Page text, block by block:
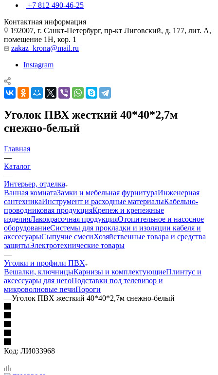
+7 812 490-46-25
Контактная информация
192007, г. Санкт-Петербург, пр-кт Лиговский, д. 177, лит. А,
помещение 1Н, кор. 1
zakaz_krona@mail.ru
Instagram
Уголок ПВХ жесткий 40*40*2,7м
снежно-белый
Главная
—
Каталог
—
Интерьер, отделка
Ванная комнатаЗамки и мебельная фурнитураИнженерная
сантехникаИнструмент и расходные материалыКабельно-
проводниковая продукцияКрепеж и крепежные
изделияЛакокрасочная продукцияОтопительное и насосное
оборудованиеСистемы для прокладки и изоляции кабеля и
акссесуарыСыпучие смесиХозяйственные товара и средства
защитыЭлектротехнические товары
—
Уголки и профили ПВХ
Вешалки, ключницыКарнизы и комплектующиеПлинтус и
аксессуары для негоПодставки под телевизор и
микроволновые печиПороги
—Уголок ПВХ жесткий 40*40*2,7м снежно-белый
Код: ЛИ033968